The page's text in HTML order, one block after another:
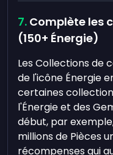
Complète les
(150+ Énergie)
Les Collections de
de l'icône Énergie
certaines
l'Énergie et des
début, par
millions de Pièces
récompenses qui